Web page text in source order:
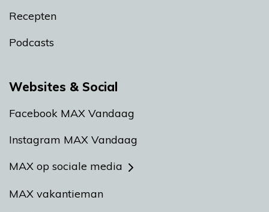
Recepten
Podcasts
Websites & Social
Facebook MAX Vandaag
Instagram MAX Vandaag
MAX op sociale media
MAX vakantieman